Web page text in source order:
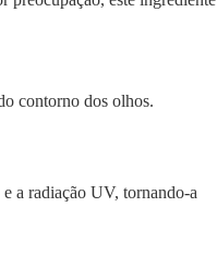
contorno dos olhos.
a radiação UV, tornando-a